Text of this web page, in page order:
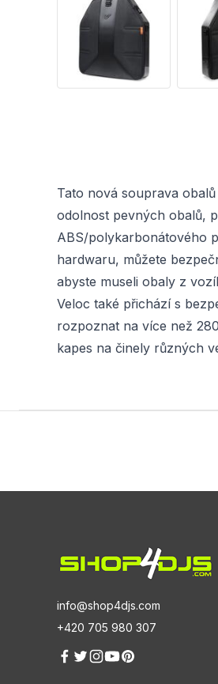
Tato nová souprava
odolnost pevných obalů,
ABS/polykarbonátového
hardwaru, můžete
abyste museli obaly z
Veloc také přichází s
rozpoznat na více než
kapes na činely různých
info@shop4djs.com
+420 705 980 307